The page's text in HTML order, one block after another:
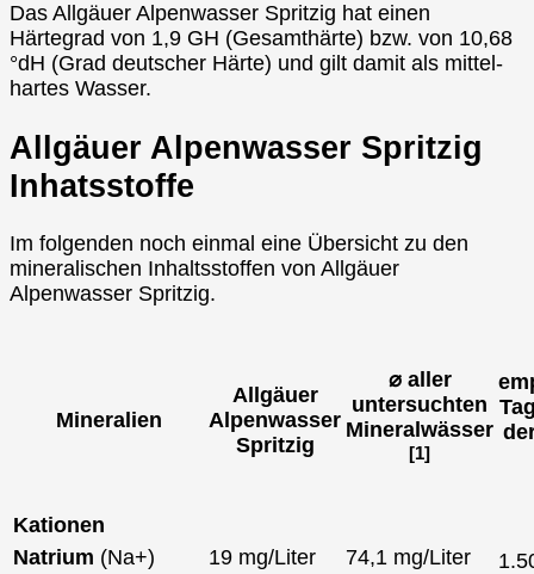
Das Allgäuer Alpenwasser Spritzig hat einen
Härtegrad von 1,9 GH (Gesamthärte) bzw. von 10,68
°dH (Grad deutscher Härte) und gilt damit als mittel-
hartes Wasser.
Allgäuer Alpenwasser Spritzig
Inhatsstoffe
Im folgenden noch einmal eine Übersicht zu den
mineralischen Inhaltsstoffen von Allgäuer
Alpenwasser Spritzig.
Mineralien
Allgäuer
Alpenwasser
Spritzig
⌀ aller
untersuchten
Mineralwässer
[1]
Kationen
Natrium (Na+) 19 mg/Liter 74,1 mg/Liter